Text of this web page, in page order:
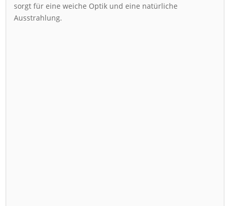
sorgt für eine weiche Optik und eine natürliche
Ausstrahlung.